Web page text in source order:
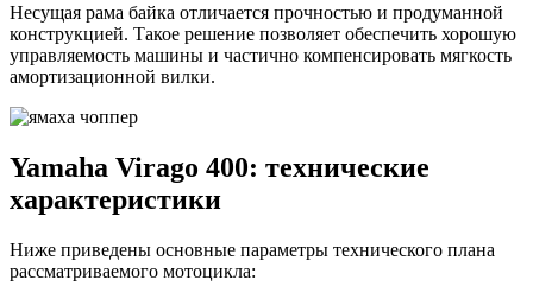
Несущая рама байка отличается прочностью и продуманной
конструкцией. Такое решение позволяет обеспечить хорошую
управляемость машины и частично компенсировать мягкость
амортизационной вилки.
Yamaha Virago 400: технические
характеристики
Ниже приведены основные параметры технического плана
рассматриваемого мотоцикла: